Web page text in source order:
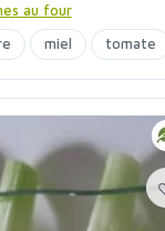
au four
miel tomate